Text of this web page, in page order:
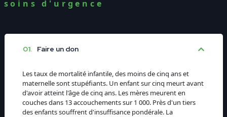
deuxième édition dudit championnat après le
succès de la première édition illustrée par des
soins d'urgence
01. Faire un don
Les taux de mortalité infantile, des moins de cinq ans et
maternelle sont stupéfiants. Un enfant sur cinq meurt avant
d'avoir atteint l'âge de cinq ans. Les mères meurent en
couches dans 13 accouchements sur 1 000. Près d'un tiers
des enfants souffrent d'insuffisance pondérale. La